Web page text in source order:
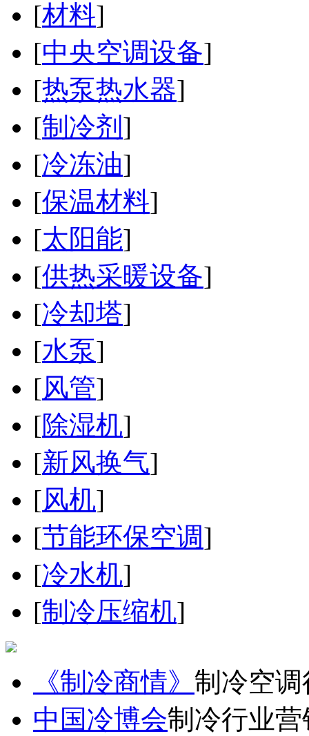
[材料]
[中央空调设备]
[热泵热水器]
[制冷剂 ]
[冷冻油]
[保温材料]
[太阳能]
[供热采暖设备]
[冷却塔]
[水泵]
[风管]
[除湿机]
[新风换气]
[风机]
[节能环保空调]
[冷水机]
[制冷压缩机]
《制冷商情》 制冷空
中国冷博会制冷行业